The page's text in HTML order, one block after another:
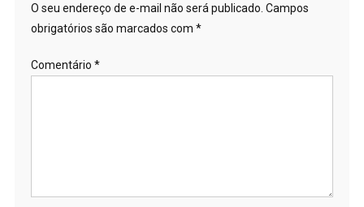
O seu endereço de e-mail não será publicado. Campos
obrigatórios são marcados com *
Comentário *